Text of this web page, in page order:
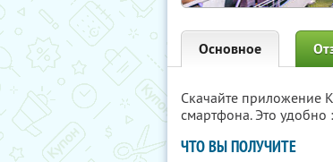
Основное
Скачайте приложение
смартфона. Это удобно
ЧТО ВЫ ПОЛУЧИТЕ